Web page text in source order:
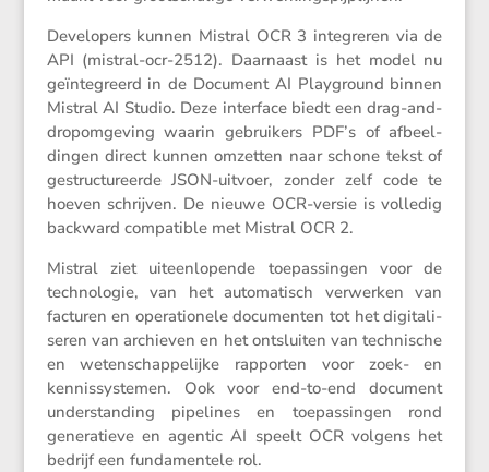
Devel­o­pers kunnen Mistral OCR 3 integreren via de
API (mistral-ocr-2512). Daarnaast is het model nu
geïnte­greerd in de Document AI Playground binnen
Mistral AI Studio. Deze inter­face biedt een drag-and-
dropom­ge­ving waarin gebrui­kers PDF’s of afbeel­
dingen direct kunnen omzetten naar schone tekst of
gestruc­tu­reerde JSON-uitvoer, zonder zelf code te
hoeven schrijven. De nieuwe OCR-versie is volledig
backward compa­tible met Mistral OCR 2.
Mistral ziet uiteen­lo­pende toepas­singen voor de
techno­logie, van het automa­tisch verwerken van
facturen en opera­ti­o­nele documenten tot het digita­li­
seren van archieven en het ontsluiten van techni­sche
en weten­schap­pe­lijke rapporten voor zoek- en
kennis­sys­temen. Ook voor end-to-end document
under­stan­ding pipelines en toepas­singen rond
genera­tieve en agentic AI speelt OCR volgens het
bedrijf een funda­men­tele rol.